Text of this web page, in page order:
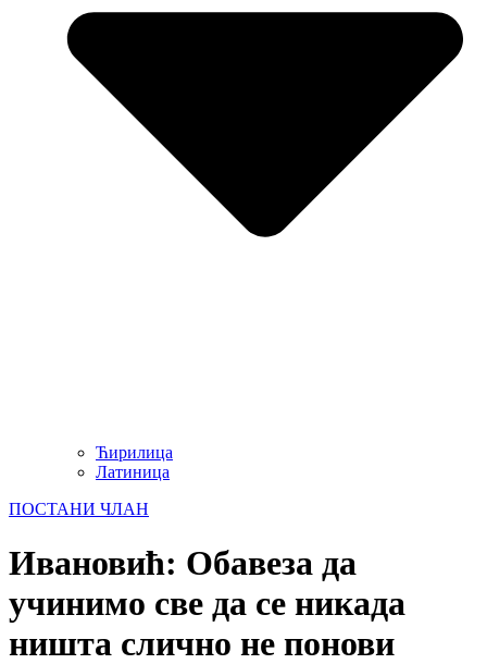
Ћирилица
Латиница
ПОСТАНИ ЧЛАН
Ивановић: Обавеза да
учинимо све да се никада
ништа слично не понови